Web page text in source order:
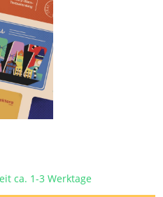
ca. 1-3 Werktage